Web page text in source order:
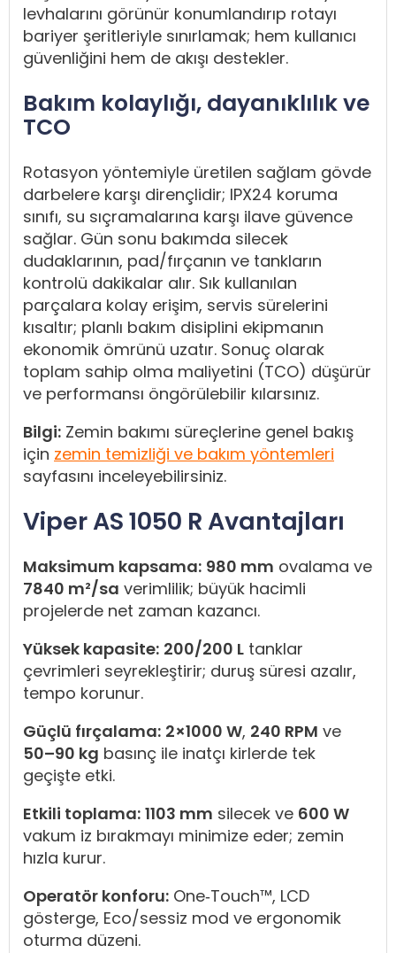
levhalarını görünür konumlandırıp rotayı
bariyer şeritleriyle sınırlamak; hem kullanıcı
güvenliğini hem de akışı destekler.
Bakım kolaylığı, dayanıklılık ve
TCO
Rotasyon yöntemiyle üretilen sağlam gövde
darbelere karşı dirençlidir; IPX24 koruma
sınıfı, su sıçramalarına karşı ilave güvence
sağlar. Gün sonu bakımda silecek
dudaklarının, pad/fırçanın ve tankların
kontrolü dakikalar alır. Sık kullanılan
parçalara kolay erişim, servis sürelerini
kısaltır; planlı bakım disiplini ekipmanın
ekonomik ömrünü uzatır. Sonuç olarak
toplam sahip olma maliyetini (TCO) düşürür
ve performansı öngörülebilir kılarsınız.
Bilgi: Zemin bakımı süreçlerine genel bakış
için zemin temizliği ve bakım yöntemleri
sayfasını inceleyebilirsiniz.
Viper AS 1050 R Avantajları
Maksimum kapsama: 980 mm ovalama ve
7840 m²/sa verimlilik; büyük hacimli
projelerde net zaman kazancı.
Yüksek kapasite: 200/200 L tanklar
çevrimleri seyrekleştirir; duruş süresi azalır,
tempo korunur.
Güçlü fırçalama: 2×1000 W, 240 RPM ve
50–90 kg basınç ile inatçı kirlerde tek
geçişte etki.
Etkili toplama: 1103 mm silecek ve 600 W
vakum iz bırakmayı minimize eder; zemin
hızla kurur.
Operatör konforu: One‑Touch™, LCD
gösterge, Eco/sessiz mod ve ergonomik
oturma düzeni.